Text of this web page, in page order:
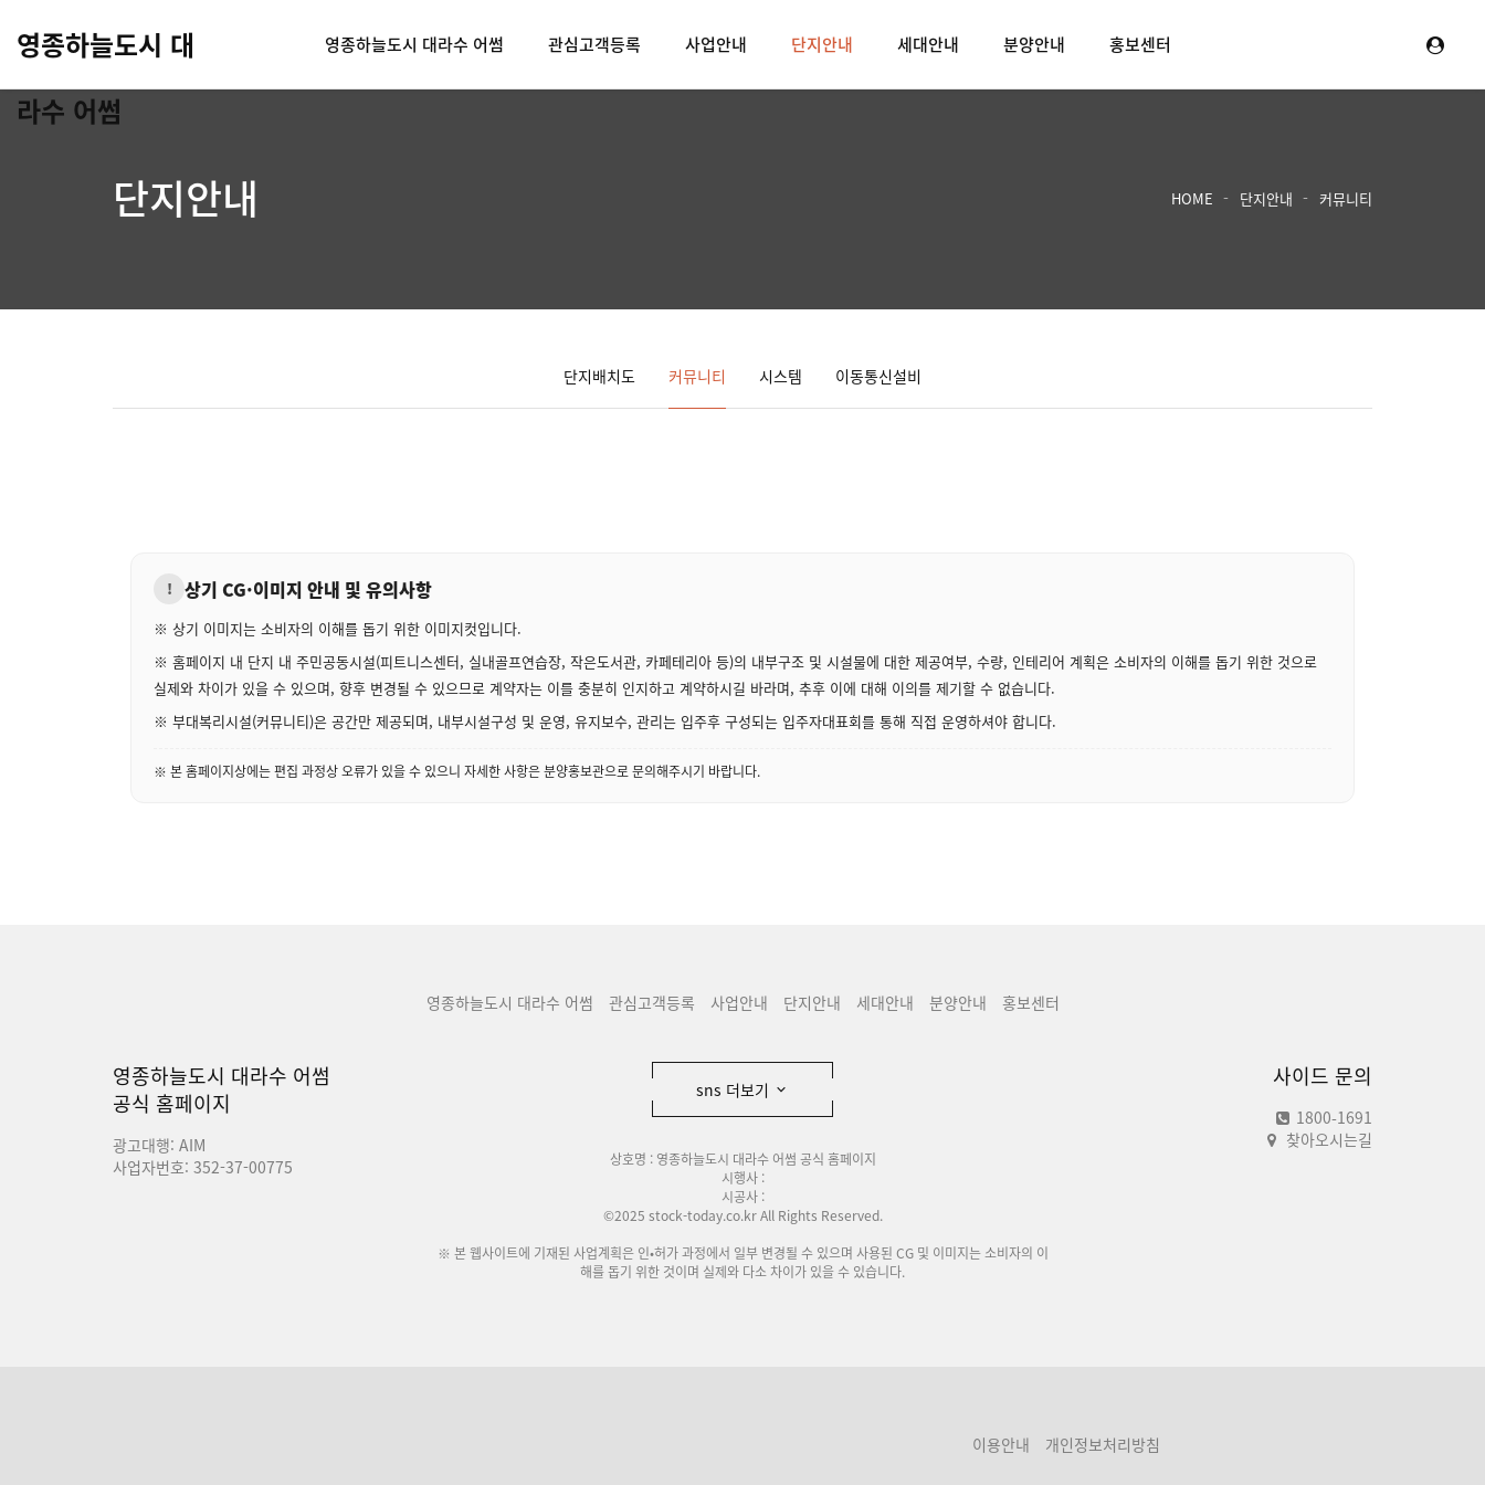
영종하늘도시 대
라수 어썸
영종하늘도시 대라수 어썸 관심고객등록 사업안내 단지안내 세대안내 분양안내 홍보센터
단지안내 HOME 단지안내 커뮤니티
단지배치도 커뮤니티 시스템 이동통신설비
! 상기 CG·이미지 안내 및 유의사항
※ 상기 이미지는 소비자의 이해를 돕기 위한 이미지컷입니다.
※ 홈페이지 내 단지 내 주민공동시설(피트니스센터, 실내골프연습장, 작은도서관, 카페테리아 등)의 내부구조 및 시설물에 대한 제공여부, 수량, 인테리어 계획은 소비자의 이해를 돕기 위한 것으로
실제와 차이가 있을 수 있으며, 향후 변경될 수 있으므로 계약자는 이를 충분히 인지하고 계약하시길 바라며, 추후 이에 대해 이의를 제기할 수 없습니다.
※ 부대복리시설(커뮤니티)은 공간만 제공되며, 내부시설구성 및 운영, 유지보수, 관리는 입주후 구성되는 입주자대표회를 통해 직접 운영하셔야 합니다.
※ 본 홈페이지상에는 편집 과정상 오류가 있을 수 있으니 자세한 사항은 분양홍보관으로 문의해주시기 바랍니다.
영종하늘도시 대라수 어썸 관심고객등록 사업안내 단지안내 세대안내 분양안내 홍보센터
영종하늘도시 대라수 어썸
공식 홈페이지
광고대행: AIM
사업자번호: 352-37-00775
사이드 문의
1800-1691
찾아오시는길
sns 더보기
상호명 : 영종하늘도시 대라수 어썸 공식 홈페이지
시행사 :
시공사 :
©2025 stock-today.co.kr All Rights Reserved.
※ 본 웹사이트에 기재된 사업계획은 인•허가 과정에서 일부 변경될 수 있으며 사용된 CG 및 이미지는 소비자의 이
해를 돕기 위한 것이며 실제와 다소 차이가 있을 수 있습니다.
이용안내 개인정보처리방침